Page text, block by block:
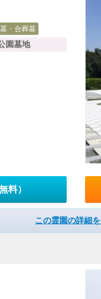
・合葬墓
園墓地
料）
この霊園の詳細